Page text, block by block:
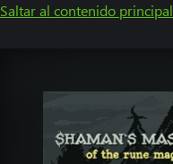
Saltar al contenido principal